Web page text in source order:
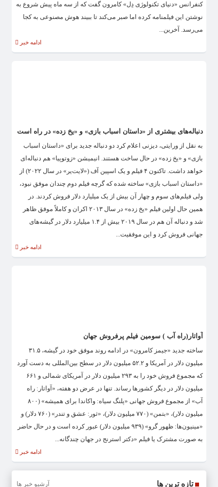
کنفرانس «دنیای تکنولوژی دِل» کامرون گفت که از سه ماه پیش شروع به
نوشتن این فیلمنامه کرده اما صبر می‌کند تا ببیند هوش مصنوعی به کجا
می‌رسد. آخرین...
ادامه خبر
دنباله‌های بیشتری از «داستان اسباب بازی» و «یخ زده» در راه است
به نقل از ورایتی، دیزنی اعلام کرد دو دنباله جدید برای «داستان اسباب
بازی» و «یخ زده» در حال ساخت هستند. انیمیشن «زوتوپیا» هم دنباله‌ای
خواهد داشت. تاکنون ۴ فیلم و یک اسپین آف («لایت‌یر» در سال ۲۰۲۲) از
«داستان اسباب بازی» ساخته شده که گرچه فیلم دوم چندان موفق نبود،
ولی فیلم‌های سوم و چهار آن بیش از یک میلیارد دلار فروش کردند. در
همین حال اولین فیلم «یخ زده» در سال ۲۰۱۳ اکران و کاملاً موفق ظاهر
شد و دنباله آن هم در سال ۲۰۱۹ بیش از ۱.۴ میلیارد دلار در گیشه‌های
جهانی فروش کرد و این موفقیت...
ادامه خبر
آواتار(راه آب ) سومین فیلم پرفروش جهان
ساخته جدید «جیمز کامرون» در ادامه روند موفق خود در گیشه، ۳۱.۵
میلیون دلار در آمریکا و ۵۲.۲ میلیون دلار در سطح بین‌المللی به دست آورد
که مجموع فروش خود را به ۲۹۳ میلیون دلار در آمریکای شمالی و ۶۶۱
میلیون دلار در دیگر کشورها رساند. تنها در عرض دو هفته، «آواتار: راه
آب» از مجموع فروش جهانی «پلنگ سیاه: واکاندا برای همیشه» (۸۰۰
میلیون دلار)، «بتمن» (۷۷۰ میلیون دلار)، «ثور: عشق و تندر» (۷۶۰ دلار) و
«مینیون‌ها: ظهور گرو» (۹۳۹ میلیون دلار) عبور کرده است و در حال حاضر
به صورت مشترک یا فیلم «دکتر استرنج در جهان چندگانه...
ادامه خبر
تازه ترین ها آرشیو خبر ها